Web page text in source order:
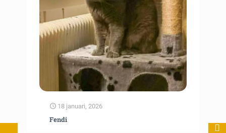
18 januari, 2026
Fendi